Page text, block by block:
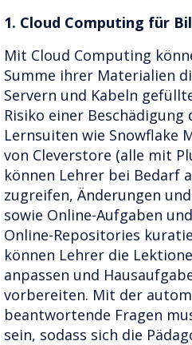
1. Cloud Computing für
Mit Cloud Computing
Summe ihrer Materialien
Servern und Kabeln
Risiko einer
Lernsuiten wie Snowflake
von Cleverstore (alle mit
können Lehrer bei Bedarf
zugreifen, Änderungen
sowie Online-Aufgaben
Online-Repositories
können Lehrer die
anpassen und
vorbereiten. Mit der
beantwortende Fragen
sein, sodass sich die